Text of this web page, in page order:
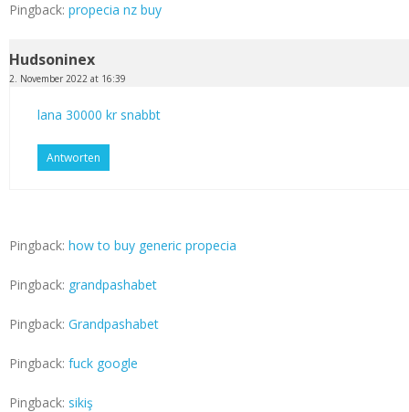
Pingback: propecia nz buy
Hudsoninex
2. November 2022 at 16:39
lana 30000 kr snabbt
Antworten
Pingback: how to buy generic propecia
Pingback: grandpashabet
Pingback: Grandpashabet
Pingback: fuck google
Pingback: sikiş